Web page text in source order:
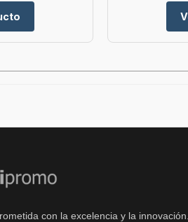
con la excelencia y la innovación.